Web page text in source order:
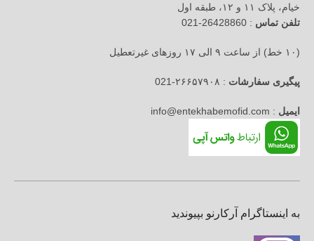
خیام، پلاک ۱۱ و ۱۲، طبقه اول
تلفن تماس : 26428860-021
(۱۰ خط) از ساعت ۹ الی ۱۷ روزهای غیرتعطیل
پیگیری سفارشات : ۲۶۶۵۷۹۰۸-021
ایمیل : info@entekhabemofid.com
به اینستاگرام آرکارنو بپیوندید